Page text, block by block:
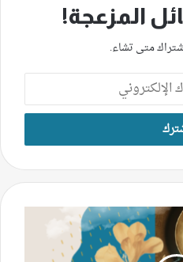
المزعجة!
متى تشاء.